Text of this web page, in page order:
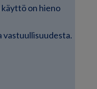
on hieno